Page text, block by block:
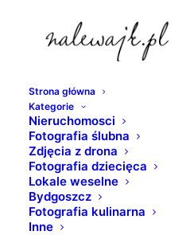
Strona główna
Kategorie
Nieruchomosci
Fotografia ślubna
Zdjęcia z drona
Fotografia dziecięca
Lokale weselne
Bydgoszcz
Fotografia kulinarna
Inne
fotografia-
Strona Główna
Plener ślubny nad morzem